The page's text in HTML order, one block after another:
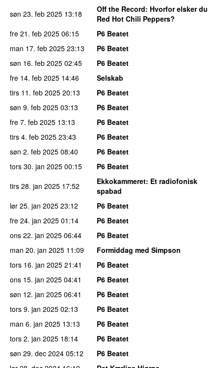
søn 23. feb 2025 13:18 Off the Record: Hvorfor elsker du
Red Hot Chili Peppers?
fre 21. feb 2025 06:15
P6 Beatet
man 17. feb 2025 23:13
P6 Beatet
søn 16. feb 2025 02:45
P6 Beatet
fre 14. feb 2025 14:46
Selskab
tirs 11. feb 2025 20:13
P6 Beatet
søn 9. feb 2025 03:13
P6 Beatet
fre 7. feb 2025 13:13
P6 Beatet
tirs 4. feb 2025 23:43
P6 Beatet
søn 2. feb 2025 08:40
P6 Beatet
tors 30. jan 2025 00:15
P6 Beatet
tirs 28. jan 2025 17:52 Ekkokammeret: Et radiofonisk
spabad
lør 25. jan 2025 23:12
P6 Beatet
fre 24. jan 2025 01:14
P6 Beatet
ons 22. jan 2025 06:44
P6 Beatet
man 20. jan 2025 11:09
Formiddag med Simpson
tors 16. jan 2025 21:41
P6 Beatet
ons 15. jan 2025 04:41
P6 Beatet
søn 12. jan 2025 06:41
P6 Beatet
tors 9. jan 2025 02:13
P6 Beatet
man 6. jan 2025 13:13
P6 Beatet
tors 2. jan 2025 18:14
P6 Beatet
søn 29. dec 2024 05:12
P6 Beatet